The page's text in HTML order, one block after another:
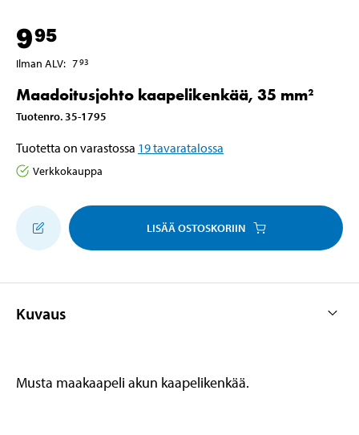
995
Ilman ALV: 793
Maadoitusjohto kaapelikenkää, 35 mm²
Tuotenro. 35-1795
Tuotetta on varastossa 19tavaratalossa
Verkkokauppa
LISÄÄ OSTOSKORIIN
Kuvaus
Musta maakaapeli akun kaapelikenkää.